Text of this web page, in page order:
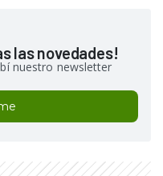
las novedades!
nuestro newsletter